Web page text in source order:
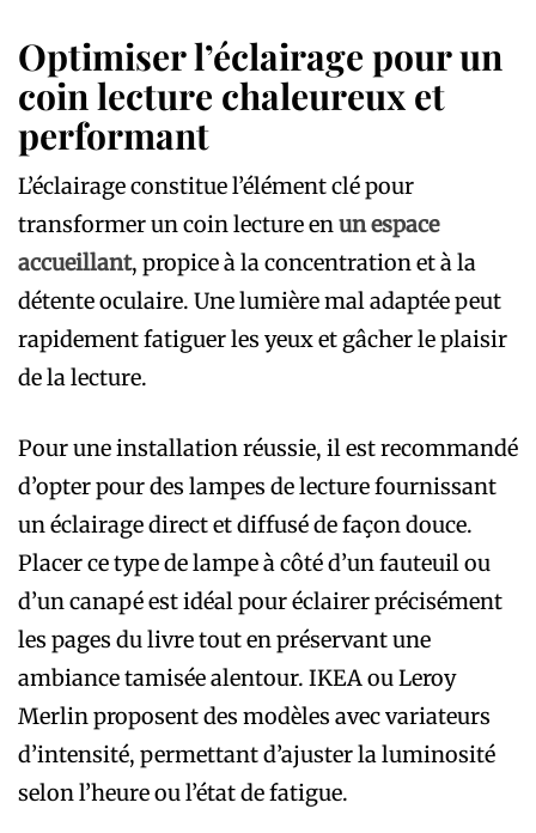
Optimiser l’éclairage pour un
coin lecture chaleureux et
performant
L’éclairage constitue l’élément clé pour
transformer un coin lecture enun espace
accueillant, propice à la concentration et à la
détente oculaire. Une lumière mal adaptée peut
rapidement fatiguer les yeux et gâcher le plaisir
de la lecture.
Pour une installation réussie, il est recommandé
d’opter pour des lampes de lecture fournissant
un éclairage direct et diffusé de façon douce.
Placer ce type de lampe à côté d’un fauteuil ou
d’un canapé est idéal pour éclairer précisément
les pages du livre tout en préservant une
ambiance tamisée alentour. IKEA ou Leroy
Merlin proposent des modèles avec variateurs
d’intensité, permettant d’ajuster la luminosité
selon l’heure ou l’état de fatigue.